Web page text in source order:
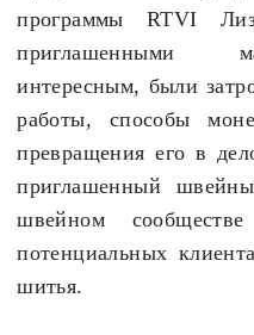
программы RTVI
приглашенными
интересным, были
работы, способы
превращения его в
приглашенный
швейном
потенциальных
шитья.